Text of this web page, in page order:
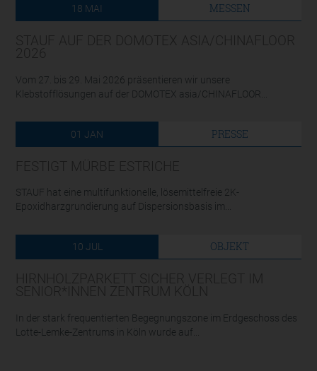
18 MAI MESSEN
Vom 27. bis 29. Mai 2026 präsentieren wir unsere
Klebstofflösungen auf der DOMOTEX asia/CHINAFLOOR...
01 JAN PRESSE
STAUF hat eine multifunktionelle, lösemittelfreie 2K-
Epoxidharzgrundierung auf Dispersionsbasis im...
10 JUL OBJEKT
In der stark frequentierten Begegnungszone im Erdgeschoss des
Lotte-Lemke-Zentrums in Köln wurde auf...